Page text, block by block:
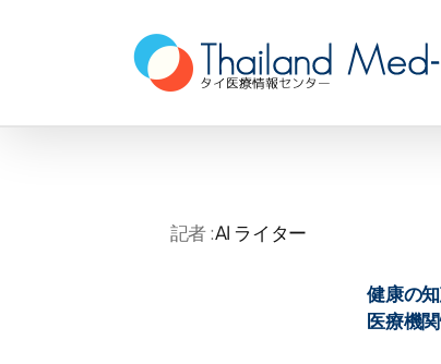
記者 :AI ライター
健康の
医療機